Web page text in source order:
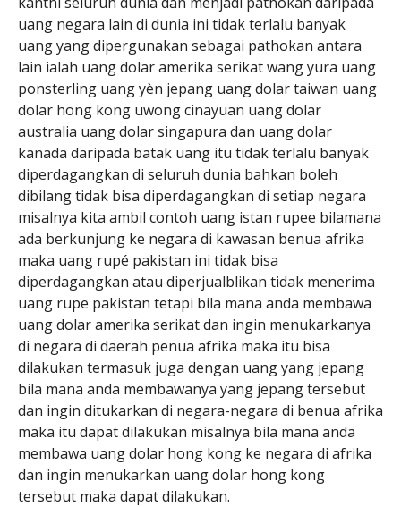
uang negara lain di dunia ini tidak terlalu banyak
uang yang dipergunakan sebagai pathokan antara
lain ialah uang dolar amerika serikat wang yura uang
ponsterling uang yèn jepang uang dolar taiwan uang
dolar hong kong uwong cinayuan uang dolar
australia uang dolar singapura dan uang dolar
kanada daripada batak uang itu tidak terlalu banyak
diperdagangkan di seluruh dunia bahkan boleh
dibilang tidak bisa diperdagangkan di setiap negara
misalnya kita ambil contoh uang istan rupee bilamana
ada berkunjung ke negara di kawasan benua afrika
maka uang rupé pakistan ini tidak bisa
diperdagangkan atau diperjualblikan tidak menerima
uang rupe pakistan tetapi bila mana anda membawa
uang dolar amerika serikat dan ingin menukarkanya
di negara di daerah penua afrika maka itu bisa
dilakukan termasuk juga dengan uang yang jepang
bila mana anda membawanya yang jepang tersebut
dan ingin ditukarkan di negara-negara di benua afrika
maka itu dapat dilakukan misalnya bila mana anda
membawa uang dolar hong kong ke negara di afrika
dan ingin menukarkan uang dolar hong kong
tersebut maka dapat dilakukan.